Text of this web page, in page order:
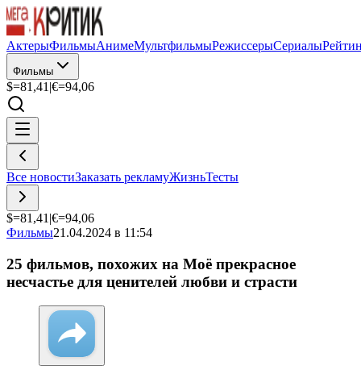
АктерыФильмыАнимеМультфильмыРежиссерыСериалы
Фильмы
$=81,41 |€=94,06
Все новостиЗаказать рекламуЖизньТесты
$=81,41 |€=94,06
Фильмы21.04.2024 в 11:54
25 фильмов, похожих на Моё прекрасное
несчастье для ценителей любви и страсти